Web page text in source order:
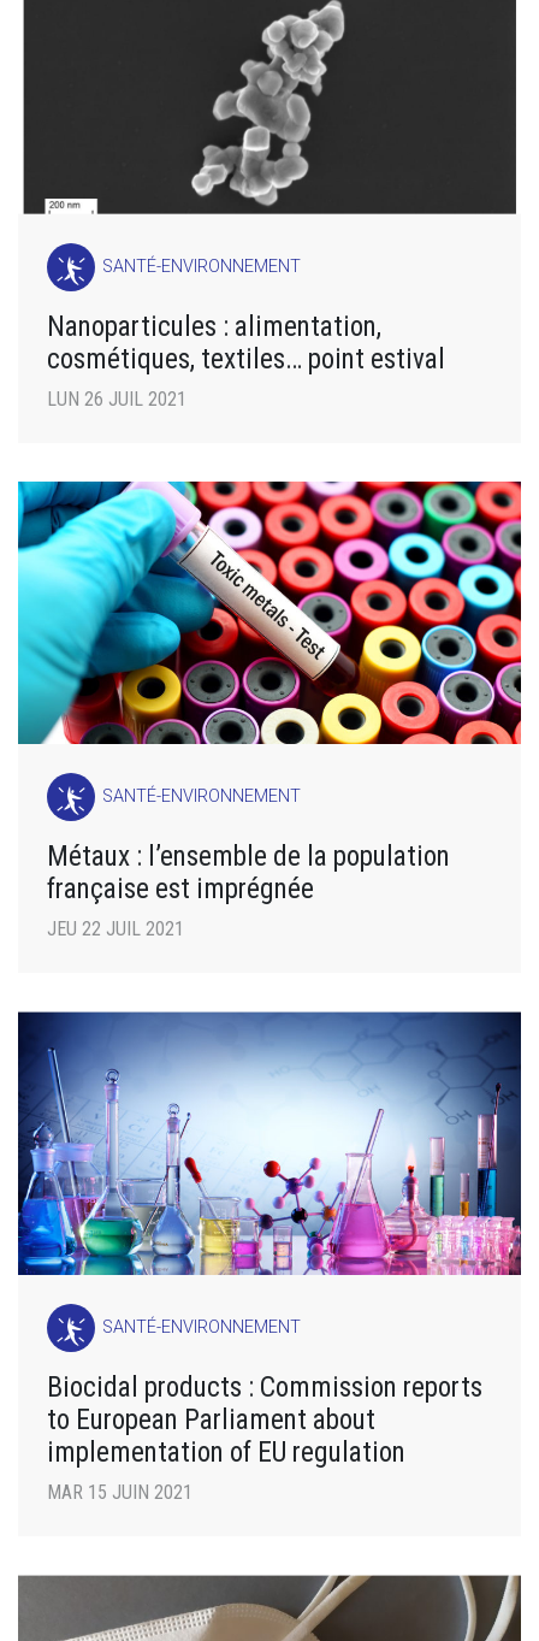
SANTÉ-ENVIRONNEMENT
Nanoparticules : alimentation,
cosmétiques, textiles… point estival
LUN 26 JUIL 2021
SANTÉ-ENVIRONNEMENT
Métaux : l’ensemble de la population
française est imprégnée
JEU 22 JUIL 2021
SANTÉ-ENVIRONNEMENT
Biocidal products : Commission reports
to European Parliament about
implementation of EU regulation
MAR 15 JUIN 2021